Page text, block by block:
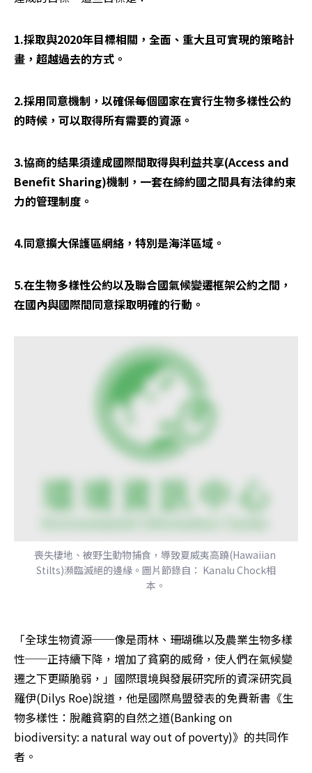
1.採取與2020年目標相關，全面、重大且可實現的策略計
畫，超越過去的方式。
2.採用同意機制，以確保每個國家在實行生物多樣性公約
的時候，可以取得所有需要的資源。
3.協商的結果須達成國際間取得與利益共享(Access and
Benefit Sharing)機制，一套在締約國之間具有法律約束
力的管理制度。
4.同意擴大保護區網絡，特別是海洋區域。
5.在生物多樣性公約以及聯合國氣候變遷框架公約之間，
在國內與國際間同意採取明確的行動。
喪失棲地、被野生動物捕食，導致夏威夷高蹺(Hawaiian
Stilts)瀕臨滅絕的邊緣。圖片節錄自： Kanalu Chock相
本。
「全球生物資源──像是雨林、珊瑚礁以及農業生物多樣
性──正持續下降，增加了貧窮的威脅，使人們在氣候變
遷之下更顯脆弱，」國際環境與發展研究所的資深研究員
羅伊(Dilys Roe)說道，他是國際鳥盟發表的免費新書《生
物多樣性：脫離貧窮的自然之道(Banking on
biodiversity: a natural way out of poverty)》的共同作
者。